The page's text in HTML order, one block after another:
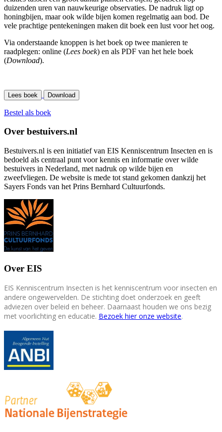
duizenden uren van nauwkeurige observaties. De nadruk ligt op
honingbijen, maar ook wilde bijen komen regelmatig aan bod. De
vele prachtige pentekeningen maken dit boek een lust voor het oog.
Via onderstaande knoppen is het boek op twee manieren te
raadplegen: online (Lees boek) en als PDF van het hele boek
(Download).
Lees boek Download
Bestel als boek
Over bestuivers.nl
Bestuivers.nl is een initiatief van EIS Kenniscentrum Insecten en is
bedoeld als centraal punt voor kennis en informatie over wilde
bestuivers in Nederland, met nadruk op wilde bijen en
zweefvliegen. De website is mede tot stand gekomen dankzij het
Sayers Fonds van het Prins Bernhard Cultuurfonds.
Over EIS
EIS Kenniscentrum Insecten is het kenniscentrum voor insecten en
andere ongewervelden. De stichting doet onderzoek en geeft
adviezen over beleid en beheer. Daarnaast houden we ons bezig
met voorlichting en educatie. Bezoek hier onze website.